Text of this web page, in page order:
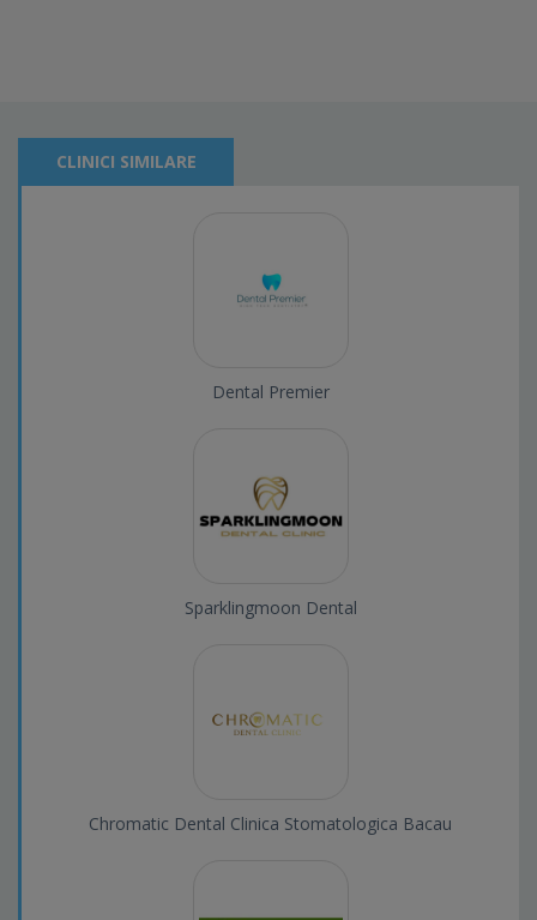
CLINICI SIMILARE
Dental Premier
Sparklingmoon Dental
Chromatic Dental Clinica Stomatologica Bacau